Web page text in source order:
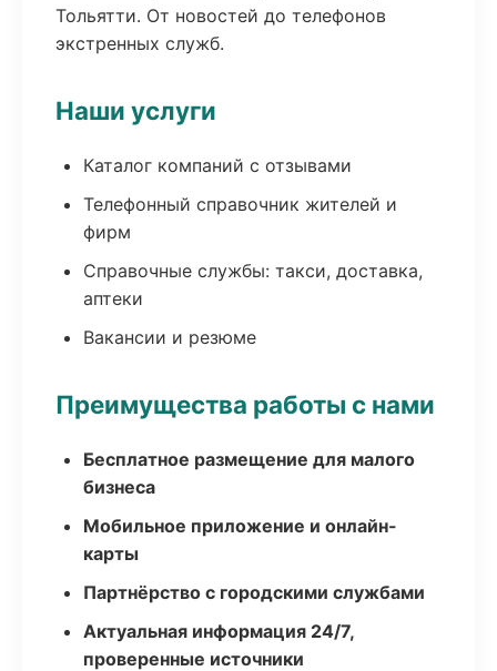
Тольятти. От новостей до телефонов
экстренных служб.
Наши услуги
Каталог компаний с отзывами
Телефонный справочник жителей и
фирм
Справочные службы: такси, доставка,
аптеки
Вакансии и резюме
Преимущества работы с нами
Бесплатное размещение для малого
бизнеса
Мобильное приложение и онлайн-
карты
Партнёрство с городскими службами
Актуальная информация 24/7,
проверенные источники